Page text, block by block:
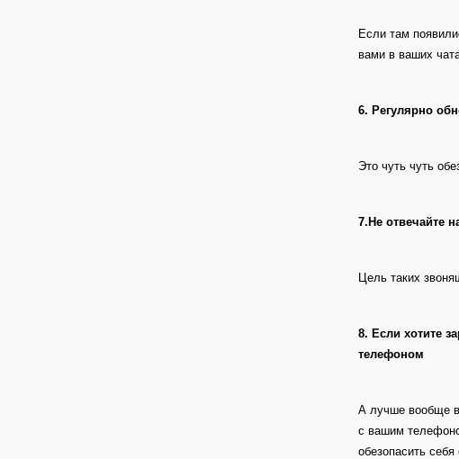
Если там
вами в ваших
6. Регулярно
Это чуть чуть
7.Не отвечайте
Цель таких
8. Если хотите
телефоном
А лучше вообще
с вашим
обезопасить себя